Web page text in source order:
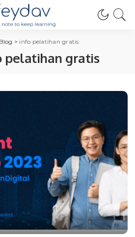
Blog > info pelatihan gratis
pelatihan gratis